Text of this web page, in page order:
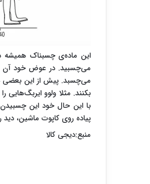
این ماده‌ی چسبناک همیشه
می‌چسبید. در عوض خود آن
می‌چسبد. پیش از این بعضی
بکنند. مثلا ولوو ایربگ‌هایی
با این حال خود این چسبیدن
پیاده روی کاپوت ماشین،
منبع:دیجی کالا